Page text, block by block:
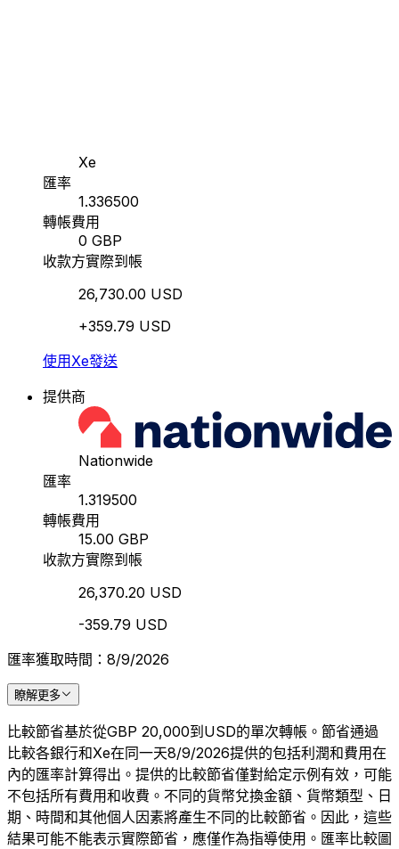
Xe
匯率
1.336500
轉帳費用
0 GBP
收款方實際到帳
26,730.00 USD
+359.79 USD
使用Xe發送
提供商
Nationwide
匯率
1.319500
轉帳費用
15.00 GBP
收款方實際到帳
26,370.20 USD
-359.79 USD
匯率獲取時間：8/9/2026
瞭解更多
比較節省基於從GBP 20,000到USD的單次轉帳。節省通過
比較各銀行和Xe在同一天8/9/2026提供的包括利潤和費用在
內的匯率計算得出。提供的比較節省僅對給定示例有效，可能
不包括所有費用和收費。不同的貨幣兌換金額、貨幣類型、日
期、時間和其他個人因素將產生不同的比較節省。因此，這些
結果可能不能表示實際節省，應僅作為指導使用。匯率比較圖